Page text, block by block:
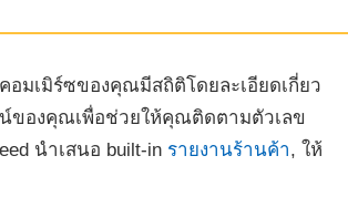
มเมิร์ซของคุณมีสถิติโดยละเอียดเกี่ยว
ของคุณเพื่อช่วยให้คุณติดตามตัวเลข
นำเสนอ built-in รายงานร้านค้า, ให้